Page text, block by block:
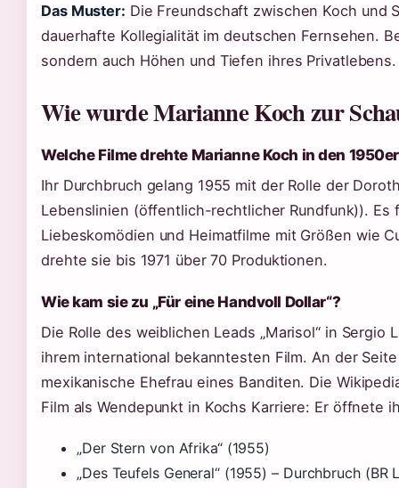
Das Muster: Die Freundschaft zwischen Koch und
dauerhafte Kollegialität im deutschen Fernsehen.
sondern auch Höhen und Tiefen ihres Privatlebens.
Wie wurde Marianne Koch zur
Welche Filme drehte Marianne Koch in den
Ihr Durchbruch gelang 1955 mit der Rolle der
Lebenslinien (öffentlich-rechtlicher Rundfunk)). Es
Liebeskomödien und Heimatfilme mit Größen wie
drehte sie bis 1971 über 70 Produktionen.
Wie kam sie zu „Für eine Handvoll Dollar“?
Die Rolle des weiblichen Leads „Marisol“ in Sergio
ihrem international bekanntesten Film. An der
mexikanische Ehefrau eines Banditen. Die
Film als Wendepunkt in Kochs Karriere: Er öffnete
„Der Stern von Afrika“ (1955)
„Des Teufels General“ (1955) – Durchbruch